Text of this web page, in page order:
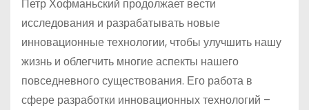
Петр Хофманьский продолжает вести
исследования и разрабатывать новые
инновационные технологии, чтобы улучшить нашу
жизнь и облегчить многие аспекты нашего
повседневного существования. Его работа в
сфере разработки инновационных технологий –